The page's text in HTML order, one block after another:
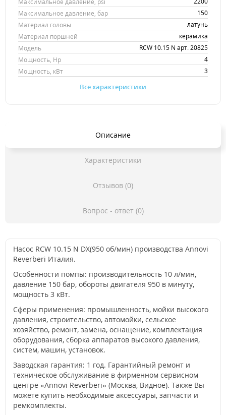
Максимальное давление, psi
Максимальное давление, бар
150
Материал головы
латунь
Материал поршней
керамика
Модель
RCW 10.15 N арт. 20825
Мощность, Hp
4
Мощность, кВт
3
Все характеристики
Описание
Характеристики
Отзывов (0)
Вопрос - ответ (0)
Насос RCW 10.15 N DX(950 об/мин) производства Annovi
Reverberi Италия.
Особенности помпы: производительность 10 л/мин,
давление 150 бар, обороты двигателя 950 в минуту,
мощность 3 кВт.
Сферы применения: промышленность, мойки высокого
давления, строительство, автомойки, сельское
хозяйство, ремонт, замена, оснащение, комплектация
оборудования, сборка аппаратов высокого давления,
систем, машин, установок.
Заводская гарантия: 1 год. Гарантийный ремонт и
техническое обслуживание в фирменном сервисном
центре «Annovi Reverberi» (Москва, Видное). Также Вы
можете купить необходимые аксессуары, запчасти и
ремкомплекты.